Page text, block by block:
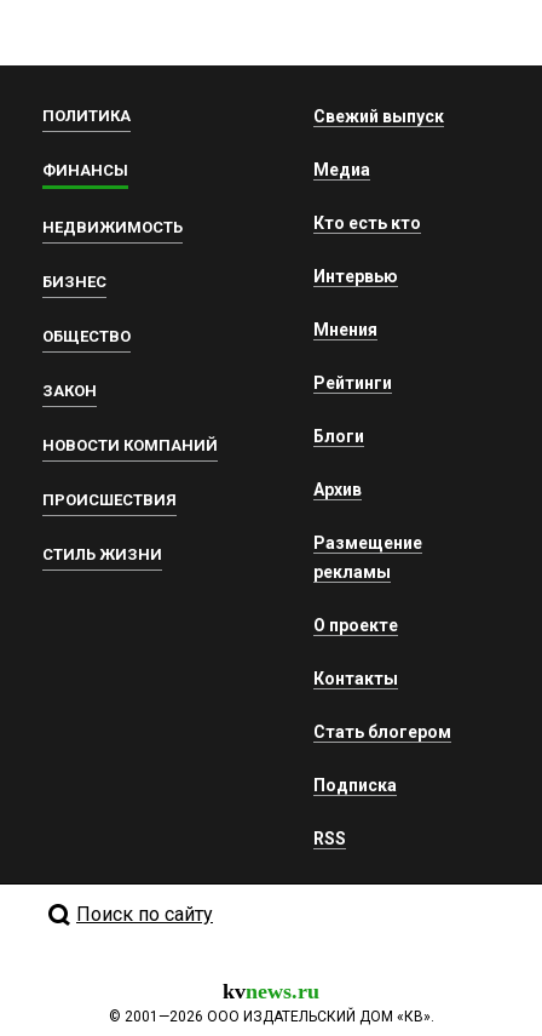
ПОЛИТИКА
ФИНАНСЫ
НЕДВИЖИМОСТЬ
БИЗНЕС
ОБЩЕСТВО
ЗАКОН
НОВОСТИ КОМПАНИЙ
ПРОИСШЕСТВИЯ
СТИЛЬ ЖИЗНИ
Свежий выпуск
Медиа
Кто есть кто
Интервью
Мнения
Рейтинги
Блоги
Архив
Размещение
рекламы
О проекте
Контакты
Стать блогером
Подписка
RSS
Поиск по сайту
kvnews.ru
© 2001—2026 ООО ИЗДАТЕЛЬСКИЙ ДОМ «КВ».